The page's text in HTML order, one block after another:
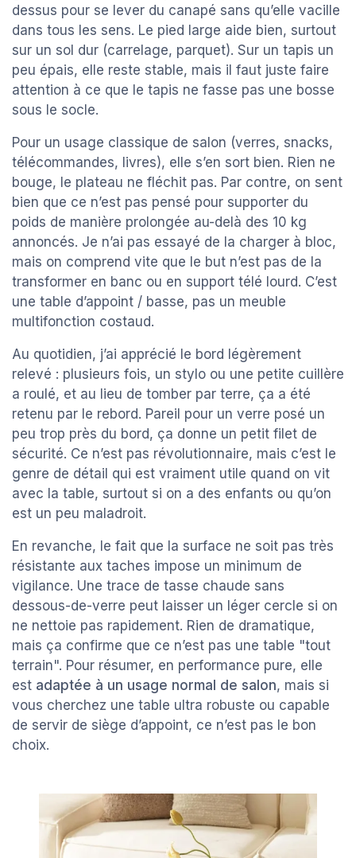
dessus pour se lever du canapé sans qu’elle vacille
dans tous les sens. Le pied large aide bien, surtout
sur un sol dur (carrelage, parquet). Sur un tapis un
peu épais, elle reste stable, mais il faut juste faire
attention à ce que le tapis ne fasse pas une bosse
sous le socle.
Pour un usage classique de salon (verres, snacks,
télécommandes, livres), elle s’en sort bien. Rien ne
bouge, le plateau ne fléchit pas. Par contre, on sent
bien que ce n’est pas pensé pour supporter du
poids de manière prolongée au-delà des 10 kg
annoncés. Je n’ai pas essayé de la charger à bloc,
mais on comprend vite que le but n’est pas de la
transformer en banc ou en support télé lourd. C’est
une table d’appoint / basse, pas un meuble
multifonction costaud.
Au quotidien, j’ai apprécié le bord légèrement
relevé : plusieurs fois, un stylo ou une petite cuillère
a roulé, et au lieu de tomber par terre, ça a été
retenu par le rebord. Pareil pour un verre posé un
peu trop près du bord, ça donne un petit filet de
sécurité. Ce n’est pas révolutionnaire, mais c’est le
genre de détail qui est vraiment utile quand on vit
avec la table, surtout si on a des enfants ou qu’on
est un peu maladroit.
En revanche, le fait que la surface ne soit pas très
résistante aux taches impose un minimum de
vigilance. Une trace de tasse chaude sans
dessous-de-verre peut laisser un léger cercle si on
ne nettoie pas rapidement. Rien de dramatique,
mais ça confirme que ce n’est pas une table "tout
terrain". Pour résumer, en performance pure, elle
est adaptée à un usage normal de salon, mais si
vous cherchez une table ultra robuste ou capable
de servir de siège d’appoint, ce n’est pas le bon
choix.